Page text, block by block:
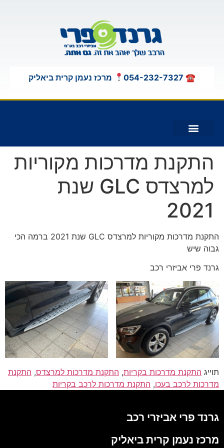
☎ 054-232-7327 מרכז נעמן קרית ביאליק
התקנת מדרכות מקוריות
למרצדס GLC שנת
2021
התקנת מדרכות מקוריות למרצדס GLC שנת 2021 ברמה הכי
גבוה שיש
גרנד פרי אביזרי רכב
תוייג התקנת מדרכות בקריות, התקנת מדרכות למרצדס, התקנת
מדרכות לרכב בעכו, התקנת מדרכות לרכב בקריות
גרנד פרי אביזרי רכב
מרכז נעמן קרית ביאליק